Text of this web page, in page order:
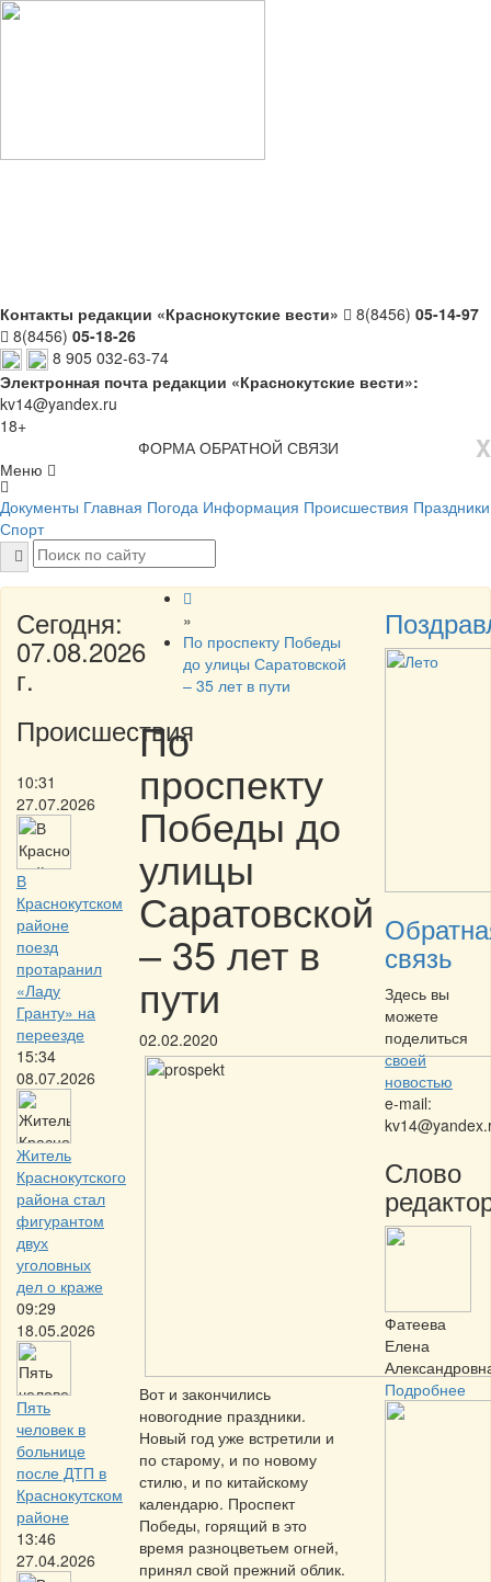
Контакты редакции «Краснокутские вести» 8(8456) 05-14-97
8(8456) 05-18-26
8 905 032-63-74
Электронная почта редакции «Краснокутские вести»:
kv14@yandex.ru
18+
X
ФОРМА ОБРАТНОЙ СВЯЗИ
Меню
Документы Главная Погода Информация Происшествия Праздники
Спорт
Сегодня:
07.08.2026
г.
Происшествия
10:31
27.07.2026
В
Краснокутском
районе
поезд
протаранил
«Ладу
Гранту» на
переезде
15:34
08.07.2026
Житель
Краснокутского
района стал
фигурантом
двух
уголовных
дел о краже
09:29
18.05.2026
Пять
человек в
больнице
после ДТП в
Краснокутском
районе
13:46
27.04.2026
»
По проспекту Победы
до улицы Саратовской
– 35 лет в пути
По
проспекту
Победы до
улицы
Саратовской
– 35 лет в
пути
02.02.2020
Вот и закончились
новогодние праздники.
Новый год уже встретили и
по старому, и по новому
стилю, и по китайскому
календарю. Проспект
Победы, горящий в это
время разноцветьем огней,
принял свой прежний облик.
связь
Здесь вы
можете
поделиться
своей
новостью
e-mail:
Слово
Фатеева
Елена
Подробнее